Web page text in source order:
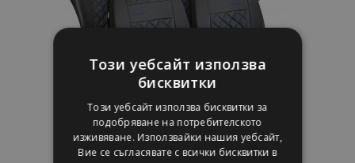
желани
Този уебсайт използва
бисквитки
Този уебсайт използва бисквитки за
подобряване на потребителското
изживяване. Използвайки нашия уебсайт,
Вие се съгласявате с всички бисквитки в